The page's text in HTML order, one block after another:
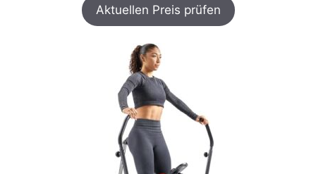
Aktuellen Preis prüfen